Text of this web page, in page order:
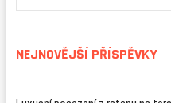
NEJNOVĚJŠÍ PŘÍSPĚVKY